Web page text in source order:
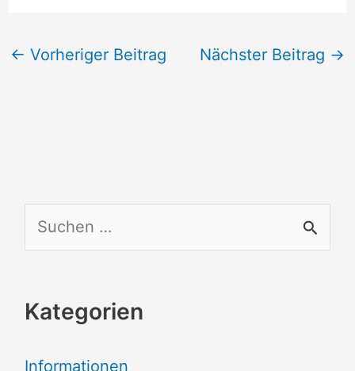
← Vorheriger Beitrag Nächster Beitrag →
u
h
Kategorien
Informationen